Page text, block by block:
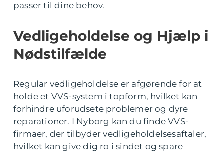
passer til dine behov.
Vedligeholdelse og Hjælp i
Nødstilfælde
Regular vedligeholdelse er afgørende for at
holde et VVS-system i topform, hvilket kan
forhindre uforudsete problemer og dyre
reparationer. I Nyborg kan du finde VVS-
firmaer, der tilbyder vedligeholdelsesaftaler,
hvilket kan give dig ro i sindet og spare